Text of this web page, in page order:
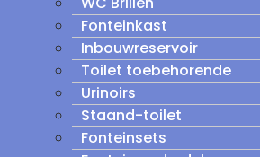
Fonteinkast
Inbouwreservoir
Toilet toebehorende
Urinoirs
Staand-toilet
Fonteinsets